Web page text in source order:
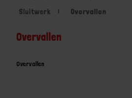
Sluitwerk
Overvallen
Overvallen
Overvallen